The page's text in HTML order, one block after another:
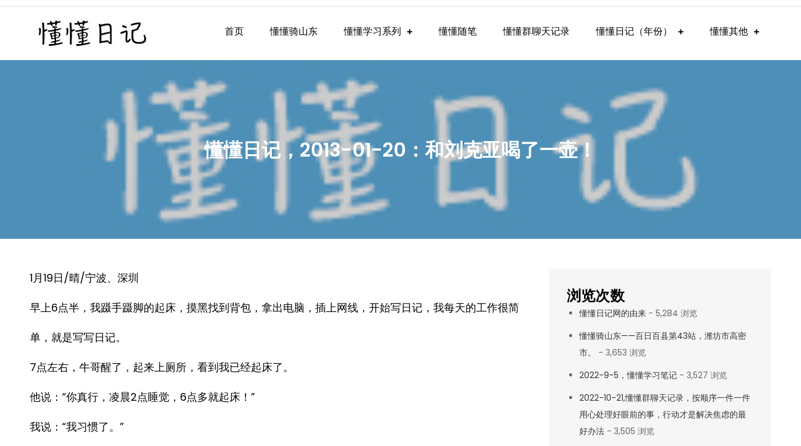
Skip
懂懂日记
懂懂日记网每天同步更新懂懂学习群内容
首页 懂懂骑山东 懂懂学习系列 懂懂随笔 懂懂群聊天记录 懂懂日记（年份） 懂懂其他
懂懂日记，2013-01-20：和刘克亚喝了一壶！
1月19日/晴/宁波、深圳
早上6点半，我蹑手蹑脚的起床，摸黑找到背包，拿出电脑，插上网线，开始写日记，我每天的工作很简
单，就是写写日记。
7点左右，牛哥醒了，起来上厕所，看到我已经起床了。
他说：“你真行，凌晨2点睡觉，6点多就起床！”
我说：“我习惯了。”
浏览次数
懂懂日记网的由来- 5,284 浏览
懂懂骑山东——百日百县第43站，潍坊市高密
市。
- 3,653 浏览
2022-9-5，懂懂学习笔记- 3,527 浏览
2022-10-21,懂懂群聊天记录，按顺序一件一件
用心处理好眼前的事，行动才是解决焦虑的最
好办法- 3,505 浏览